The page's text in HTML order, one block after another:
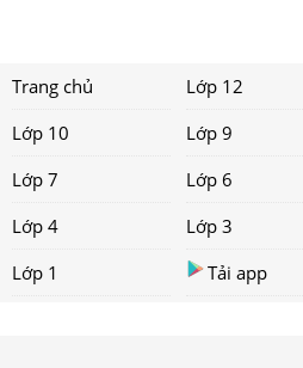
Trang chủ Lớp 12
Lớp 10
Lớp 9
Lớp 7
Lớp 6
Lớp 4
Lớp 3
Lớp 1
Tải app